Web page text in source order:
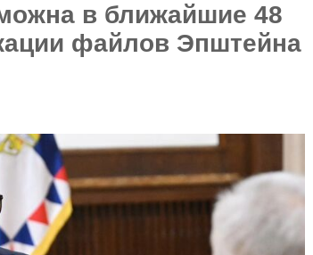
в ближайшие 48
файлов Эпштейна